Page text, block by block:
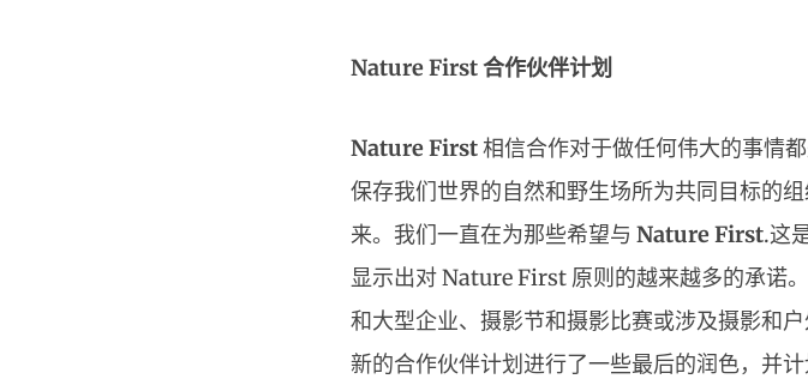
Nature First 合作伙伴计划
Nature First相信合作对于做任何伟大的事情
保存我们世界的自然和野生场所为共同目标的
来。我们一直在为那些希望与 Nature First.这
显示出对 Nature First 原则的越来越多的承诺
和大型企业、摄影节和摄影比赛或涉及摄影和
新的合作伙伴计划进行了一些最后的润色，并